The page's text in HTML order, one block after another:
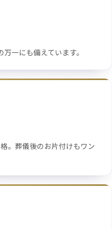
一にも備えています。
。葬儀後のお片付けもワン